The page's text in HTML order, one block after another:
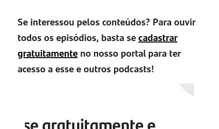
Se interessou pelos conteúdos? Para ouvir
todos os episódios, basta secadastrar
gratuitamenteno nosso portal para ter
acesso a esse e outros podcasts!